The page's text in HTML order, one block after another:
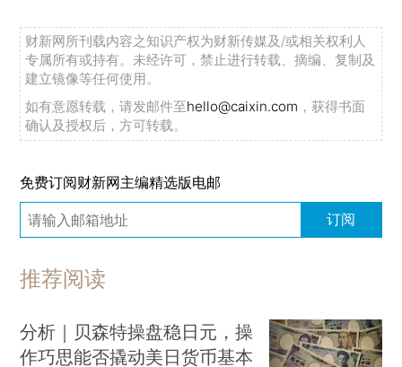
财新网所刊载内容之知识产权为财新传媒及/或相关权利人
专属所有或持有。未经许可，禁止进行转载、摘编、复制及
建立镜像等任何使用。
如有意愿转载，请发邮件至hello@caixin.com ，获得书面
确认及授权后，方可转载。
免费订阅财新网主编精选版电邮
订阅
推荐阅读
分析｜贝森特操盘稳日元，操
作巧思能否撬动美日货币基本